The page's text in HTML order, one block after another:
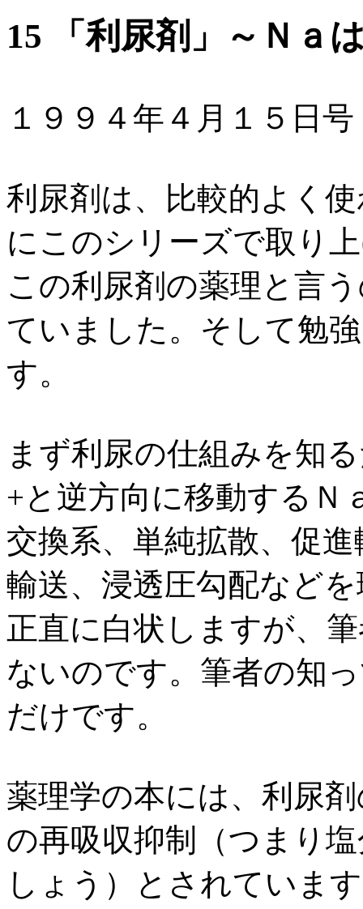
15 「利尿剤」～Ｎａ
１９９４年４月１５日
利尿剤は、比較的よく
にこのシリーズで取り
この利尿剤の薬理と言
ていました。そして勉
す。
まず利尿の仕組みを知
+と逆方向に移動するＮ
交換系、単純拡散、促
輸送、浸透圧勾配など
正直に白状しますが、
ないのです。筆者の知
だけです。
薬理学の本には、利尿
の再吸収抑制（つまり
しょう）とされていま